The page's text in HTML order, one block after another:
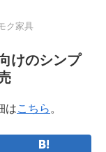
ク家具
けのシンプ
はこちら 。